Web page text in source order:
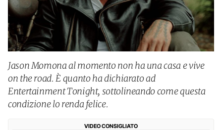
Jason Momona al momento non ha una casa e vive
on the road. È quanto ha dichiarato ad
Entertainment Tonight, sottolineando come questa
condizione lo renda felice.
VIDEO CONSIGLIATO